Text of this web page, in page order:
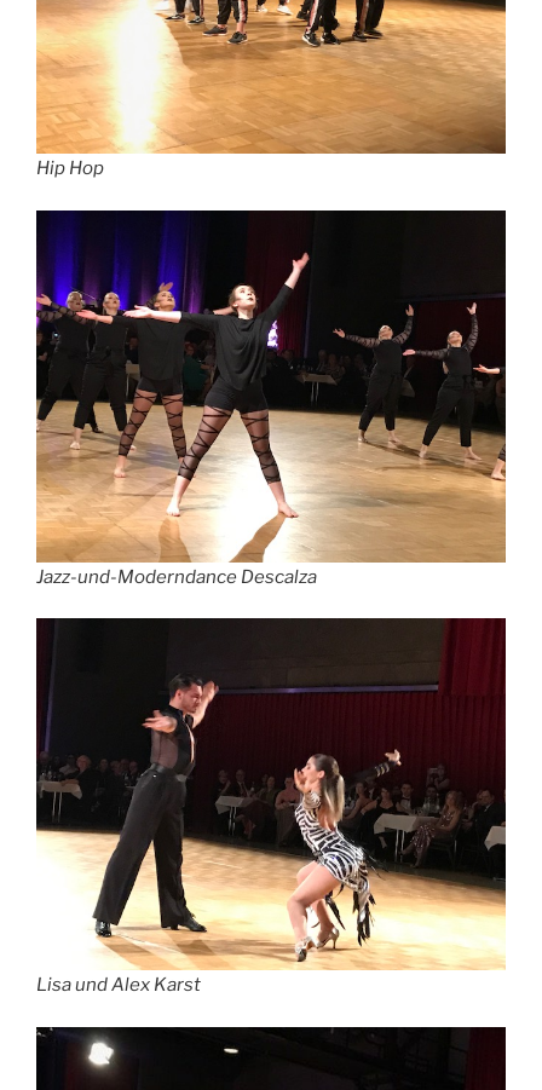
Hip Hop
Jazz-und-Moderndance Descalza
Lisa und Alex Karst